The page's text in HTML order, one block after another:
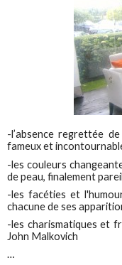
-l’absence regrettée
fameux et
-les couleurs
de peau, finalement
-les facéties et
chacune de ses
-les charismatiques et
John Malkovich
…